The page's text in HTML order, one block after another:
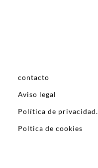
contacto
Aviso legal
Política de privacidad.
Poltica de cookies